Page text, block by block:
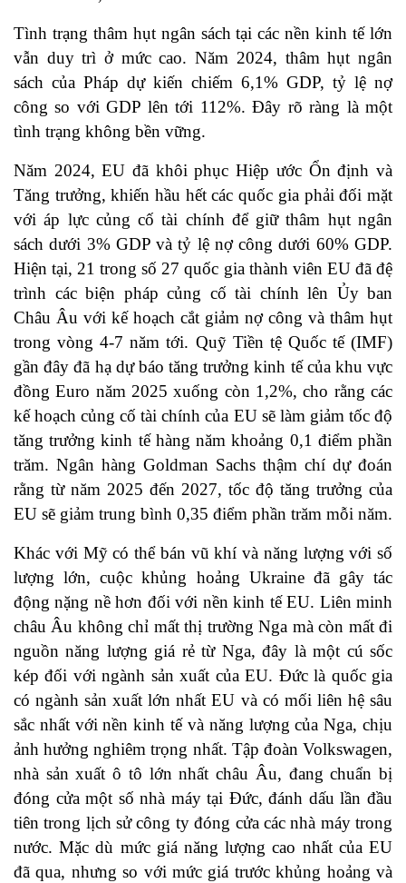
Tình trạng thâm hụt ngân sách tại các nền kinh tế lớn
vẫn duy trì ở mức cao. Năm 2024, thâm hụt ngân
sách của Pháp dự kiến chiếm 6,1% GDP, tỷ lệ nợ
công so với GDP lên tới 112%. Đây rõ ràng là một
tình trạng không bền vững.
Năm 2024, EU đã khôi phục Hiệp ước Ổn định và
Tăng trưởng, khiến hầu hết các quốc gia phải đối mặt
với áp lực củng cố tài chính để giữ thâm hụt ngân
sách dưới 3% GDP và tỷ lệ nợ công dưới 60% GDP.
Hiện tại, 21 trong số 27 quốc gia thành viên EU đã đệ
trình các biện pháp củng cố tài chính lên Ủy ban
Châu Âu với kế hoạch cắt giảm nợ công và thâm hụt
trong vòng 4-7 năm tới. Quỹ Tiền tệ Quốc tế (IMF)
gần đây đã hạ dự báo tăng trưởng kinh tế của khu vực
đồng Euro năm 2025 xuống còn 1,2%, cho rằng các
kế hoạch củng cố tài chính của EU sẽ làm giảm tốc độ
tăng trưởng kinh tế hàng năm khoảng 0,1 điểm phần
trăm. Ngân hàng Goldman Sachs thậm chí dự đoán
rằng từ năm 2025 đến 2027, tốc độ tăng trưởng của
EU sẽ giảm trung bình 0,35 điểm phần trăm mỗi năm.
Khác với Mỹ có thể bán vũ khí và năng lượng với số
lượng lớn, cuộc khủng hoảng Ukraine đã gây tác
động nặng nề hơn đối với nền kinh tế EU. Liên minh
châu Âu không chỉ mất thị trường Nga mà còn mất đi
nguồn năng lượng giá rẻ từ Nga, đây là một cú sốc
kép đối với ngành sản xuất của EU. Đức là quốc gia
có ngành sản xuất lớn nhất EU và có mối liên hệ sâu
sắc nhất với nền kinh tế và năng lượng của Nga, chịu
ảnh hưởng nghiêm trọng nhất. Tập đoàn Volkswagen,
nhà sản xuất ô tô lớn nhất châu Âu, đang chuẩn bị
đóng cửa một số nhà máy tại Đức, đánh dấu lần đầu
tiên trong lịch sử công ty đóng cửa các nhà máy trong
nước. Mặc dù mức giá năng lượng cao nhất của EU
đã qua, nhưng so với mức giá trước khủng hoảng và